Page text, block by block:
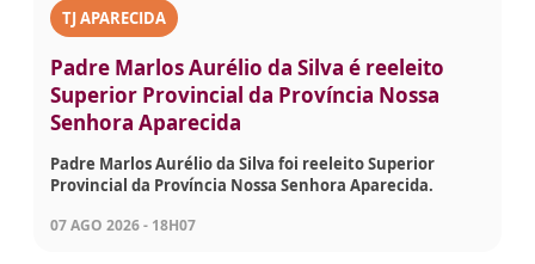
TJ APARECIDA
Padre Marlos Aurélio da Silva é reeleito
Superior Provincial da Província Nossa
Senhora Aparecida
Padre Marlos Aurélio da Silva foi reeleito Superior
Provincial da Província Nossa Senhora Aparecida.
07 AGO 2026 - 18H07